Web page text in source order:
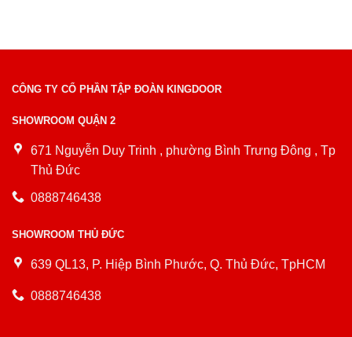
CÔNG TY CỔ PHẦN TẬP ĐOÀN KINGDOOR
SHOWROOM QUẬN 2
671 Nguyễn Duy Trinh , phường Bình Trưng Đông , Tp
Thủ Đức
0888746438
SHOWROOM THỦ ĐỨC
639 QL13, P. Hiệp Bình Phước, Q. Thủ Đức, TpHCM
0888746438